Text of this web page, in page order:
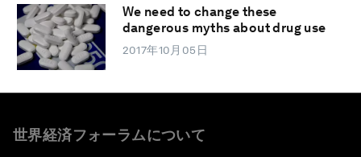
We need to change these
dangerous myths about drug use
2017年10月05日
世界経済フォーラムについて